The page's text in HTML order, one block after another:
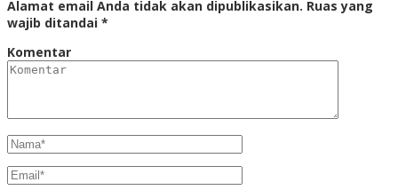
Alamat email Anda tidak akan dipublikasikan. Ruas yang
wajib ditandai *
Komentar